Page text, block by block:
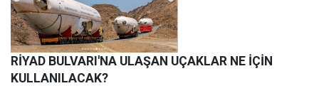
RİYAD BULVARI'NA ULAŞAN UÇAKLAR NE İÇİN
KULLANILACAK?